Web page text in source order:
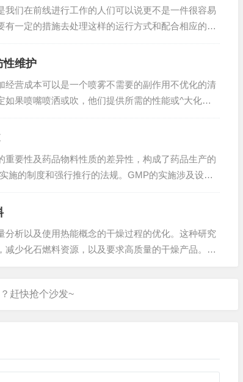
们在前线进行工作的人们可以说更不是一件很容易
一定的措施去处理这样的运行方式和配合相应的工
顺利地进行...
性维护
营成本可以是一个喷雾不需要的副作用不优化的清
果喷嘴喷洒或吹，他们提供所需的性能或^大化效
为长期...
要性及药品物料性质的差异性，构成了药品生产的
施的制度和强行推行的法规。GMP的实施涉及设
节。 ZL...
析以及使用热能概念的干燥过程的优化。这种研究
少化石燃料资源，以及要求高质量的干燥产品。放